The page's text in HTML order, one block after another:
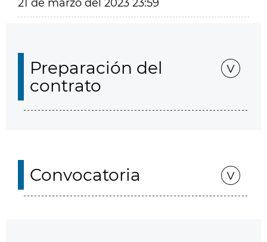
21 de marzo del 2023 23:59
Preparación del
contrato
Convocatoria